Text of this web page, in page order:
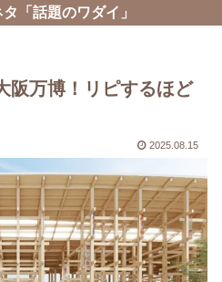
「話題のワダイ」
阪万博！リピするほど
2025.08.15